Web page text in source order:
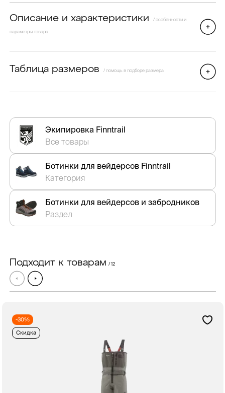
Описание и характеристики / особенности и
параметры товара
Таблица размеров / помощь в подборе размера
Экипировка Finntrail
Все товары
Ботинки для вейдерсов Finntrail
Категория
Ботинки для вейдерсов и забродников
Раздел
Подходит к товарам / 12
-30%
Скидка